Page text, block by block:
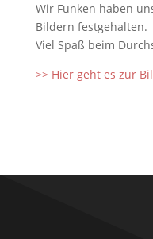
Wir Funken haben
Bildern festgehalten.
Viel Spaß beim
>> Hier geht es zur